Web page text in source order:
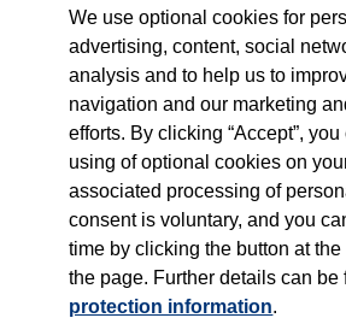
Was wir tun
Wen wir unterstützen
Wer wir sind
News
We use optional cookies for
advertising, content, social
analysis and to help us to
navigation and our marketing
efforts. By clicking “Accept”,
using of optional cookies on
associated processing of
consent is voluntary, and you
time by clicking the button at
the page. Further details can
protection information.